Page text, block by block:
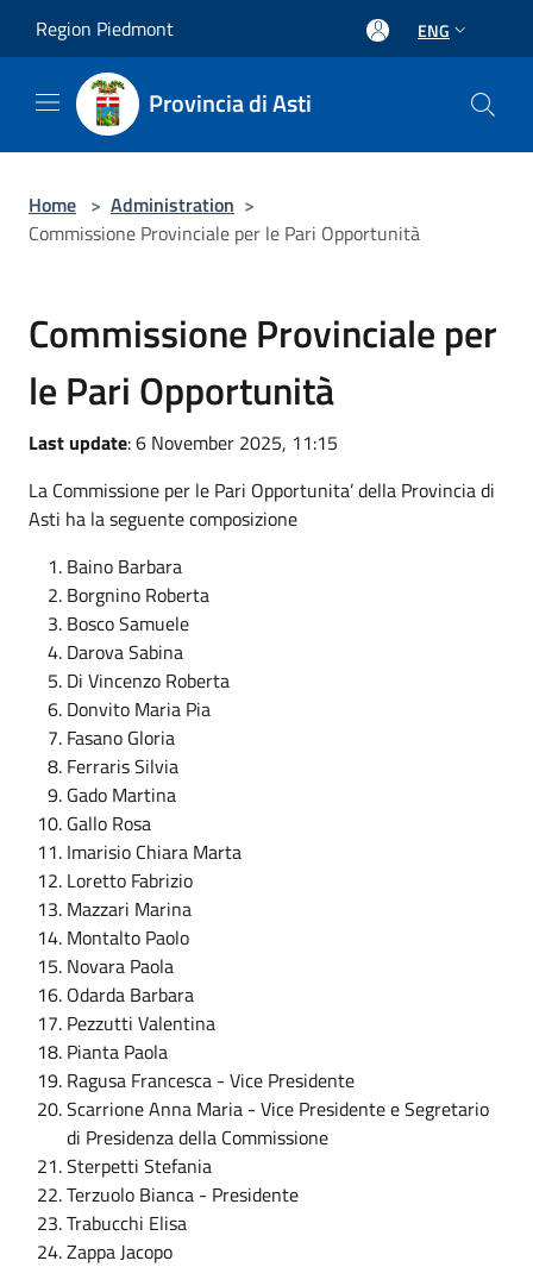
Region Piedmont ENG
Provincia di Asti
Home > Administration >
Commissione Provinciale per le Pari Opportunità
Commissione Provinciale per
le Pari Opportunità
Last update: 6 November 2025, 11:15
La Commissione per le Pari Opportunita’ della Provincia di
Asti ha la seguente composizione
Baino Barbara
Borgnino Roberta
Bosco Samuele
Darova Sabina
Di Vincenzo Roberta
Donvito Maria Pia
Fasano Gloria
Ferraris Silvia
Gado Martina
Gallo Rosa
Imarisio Chiara Marta
Loretto Fabrizio
Mazzari Marina
Montalto Paolo
Novara Paola
Odarda Barbara
Pezzutti Valentina
Pianta Paola
Ragusa Francesca - Vice Presidente
Scarrione Anna Maria - Vice Presidente e Segretario
di Presidenza della Commissione
Sterpetti Stefania
Terzuolo Bianca - Presidente
Trabucchi Elisa
Zappa Jacopo